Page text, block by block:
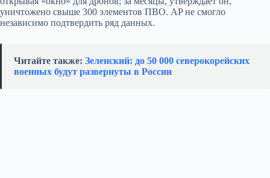
уничтожено свыше 300 элементов ПВО. AP не смогло
независимо подтвердить ряд данных.
Читайте также: Зеленский: до 50 000 северокорейских
военных будут развернуты в России